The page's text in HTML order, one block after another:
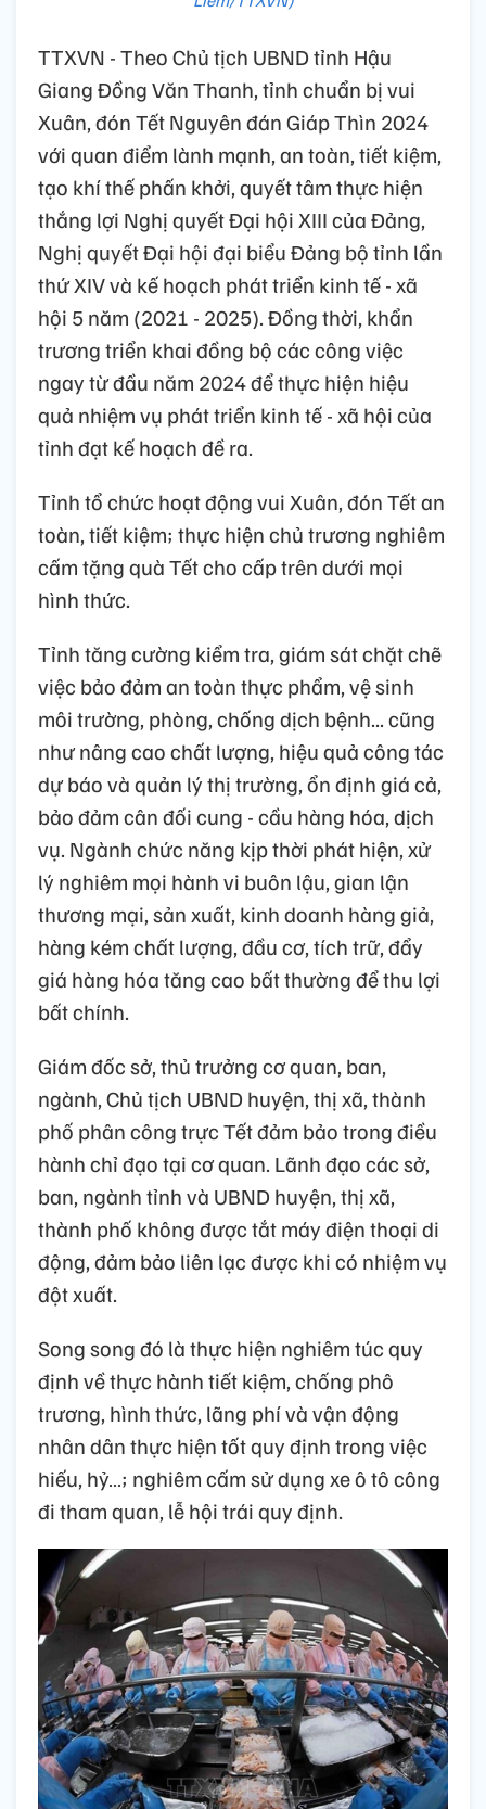
TTXVN - Theo Chủ tịch UBND tỉnh Hậu
Giang Đồng Văn Thanh, tỉnh chuẩn bị vui
Xuân, đón Tết Nguyên đán Giáp Thìn 2024
với quan điểm lành mạnh, an toàn, tiết kiệm,
tạo khí thế phấn khởi, quyết tâm thực hiện
thắng lợi Nghị quyết Đại hội XIII của Đảng,
Nghị quyết Đại hội đại biểu Đảng bộ tỉnh lần
thứ XIV và kế hoạch phát triển kinh tế - xã
hội 5 năm (2021 - 2025). Đồng thời, khẩn
trương triển khai đồng bộ các công việc
ngay từ đầu năm 2024 để thực hiện hiệu
quả nhiệm vụ phát triển kinh tế - xã hội của
tỉnh đạt kế hoạch đề ra.
Tỉnh tổ chức hoạt động vui Xuân, đón Tết an
toàn, tiết kiệm; thực hiện chủ trương nghiêm
cấm tặng quà Tết cho cấp trên dưới mọi
hình thức.
Tỉnh tăng cường kiểm tra, giám sát chặt chẽ
việc bảo đảm an toàn thực phẩm, vệ sinh
môi trường, phòng, chống dịch bệnh... cũng
như nâng cao chất lượng, hiệu quả công tác
dự báo và quản lý thị trường, ổn định giá cả,
bảo đảm cân đối cung - cầu hàng hóa, dịch
vụ. Ngành chức năng kịp thời phát hiện, xử
lý nghiêm mọi hành vi buôn lậu, gian lận
thương mại, sản xuất, kinh doanh hàng giả,
hàng kém chất lượng, đầu cơ, tích trữ, đẩy
giá hàng hóa tăng cao bất thường để thu lợi
bất chính.
Giám đốc sở, thủ trưởng cơ quan, ban,
ngành, Chủ tịch UBND huyện, thị xã, thành
phố phân công trực Tết đảm bảo trong điều
hành chỉ đạo tại cơ quan. Lãnh đạo các sở,
ban, ngành tỉnh và UBND huyện, thị xã,
thành phố không được tắt máy điện thoại di
động, đảm bảo liên lạc được khi có nhiệm vụ
đột xuất.
Song song đó là thực hiện nghiêm túc quy
định về thực hành tiết kiệm, chống phô
trương, hình thức, lãng phí và vận động
nhân dân thực hiện tốt quy định trong việc
hiếu, hỷ…; nghiêm cấm sử dụng xe ô tô công
đi tham quan, lễ hội trái quy định.